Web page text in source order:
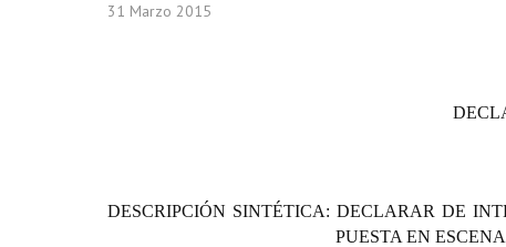
31 Marzo 2015
DESCRIPCIÓN SINTÉTICA: DECLARAR DE
PUESTA EN